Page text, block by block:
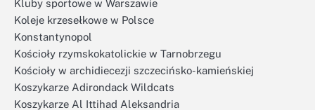
Kluby sportowe w Warszawie
Koleje krzesełkowe w Polsce
Konstantynopol
Kościoły rzymskokatolickie w Tarnobrzegu
Kościoły w archidiecezji szczecińsko-kamieńskiej
Koszykarze Adirondack Wildcats
Koszykarze Al Ittihad Aleksandria